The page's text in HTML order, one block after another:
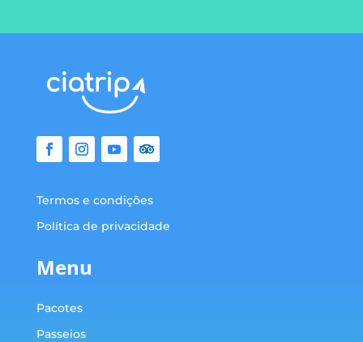
Termos e condições
Política de privacidade
Menu
Pacotes
Passeios